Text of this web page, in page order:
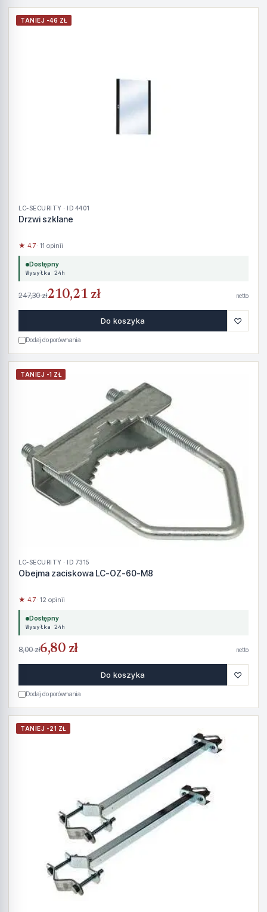
TANIEJ -46 ZŁ
LC-SECURITY · ID 4401
Drzwi szklane
★ 4.7· 11 opinii
Dostępny
Wysyłka 24h
247,30 zł210,21 zł netto
Do koszyka ♡
Dodaj do porównania
TANIEJ -1 ZŁ
LC-SECURITY · ID 7315
Obejma zaciskowa LC-OZ-60-M8
★ 4.7· 12 opinii
Dostępny
Wysyłka 24h
8,00 zł6,80 zł netto
Do koszyka ♡
Dodaj do porównania
TANIEJ -21 ZŁ